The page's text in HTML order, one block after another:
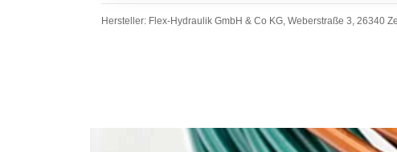
Hersteller: Flex-Hydraulik GmbH & Co KG, Weberstraße 3, 26340